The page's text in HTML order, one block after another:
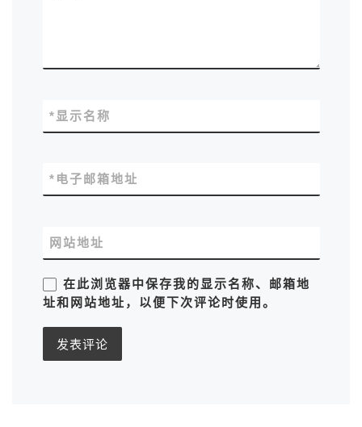
显示名称
*
电子邮箱地址
*
网站地址
在此浏览器中保存我的显示名称、邮箱地
址和网站地址，以便下次评论时使用。